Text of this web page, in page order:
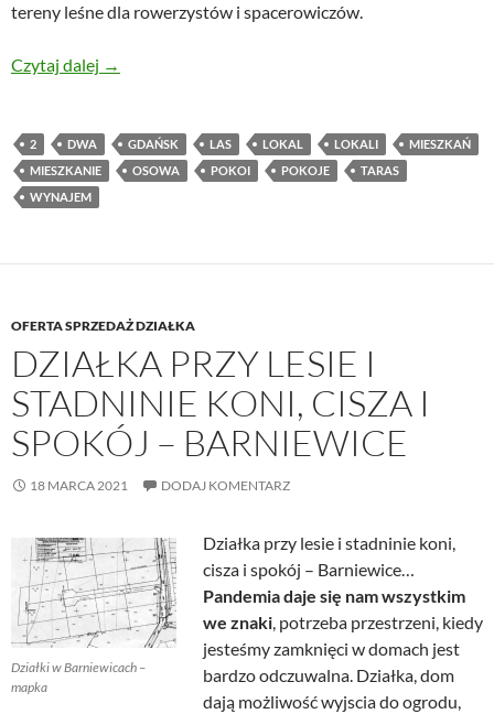
tereny leśne dla rowerzystów i spacerowiczów.
Czytaj dalej Przytulne mieszkanie z tarasem
→
2 DWA GDAŃSK LAS LOKAL LOKALI
MIESZKAŃ
MIESZKANIE
OSOWA POKOI POKOJE
TARAS
WYNAJEM
OFERTA SPRZEDAŻ DZIAŁKA
DZIAŁKA PRZY LESIE I
STADNINIE KONI, CISZA I
SPOKÓJ – BARNIEWICE
18 MARCA 2021 DODAJ KOMENTARZ
Działki w Barniewicach –
mapka
Działka przy lesie i stadninie koni,
cisza i spokój – Barniewice…
Pandemia daje się nam wszystkim
we znaki, potrzeba przestrzeni, kiedy
jesteśmy zamknięci w domach jest
bardzo odczuwalna. Działka, dom
dają możliwość wyjscia do ogrodu,